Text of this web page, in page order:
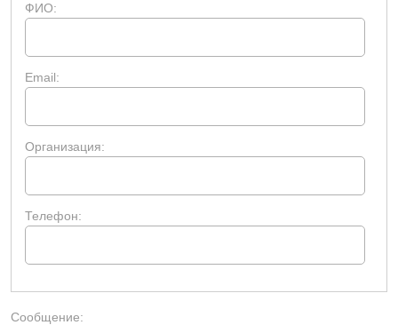
ФИО:
Email:
Организация:
Телефон:
Сообщение: